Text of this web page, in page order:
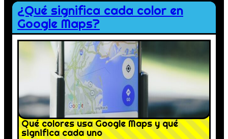
¿Qué significa cada color en
Google Maps?
Qué colores usa Google Maps y qué
significa cada uno